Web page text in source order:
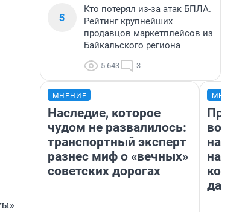
5
Кто потерял из-за атак БПЛА.
Рейтинг крупнейших
продавцов маркетплейсов из
Байкальского региона
5 643 3
МНЕНИЕ
Наследие, которое
чудом не развалилось:
транспортный эксперт
разнес миф о «вечных»
советских дорогах
нам
даже